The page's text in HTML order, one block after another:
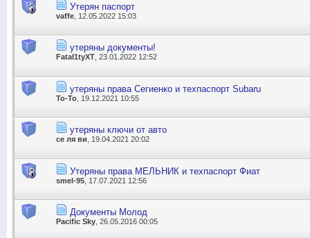
Утерян паспорт
vaffe , 12.05.2022 15:03
утеряны документы!
Fatal1tyXT , 23.01.2022 12:52
утеряны права Сегиенко и техпаспорт Subaru
To-To , 19.12.2021 10:55
утеряны ключи от авто
се ля ви , 19.04.2021 20:02
Утеряны права МЕЛЬНИК и техпаспорт Фиат
smel-95 , 17.07.2021 12:56
Документы Молод
Pacific Sky , 26.05.2016 00:05